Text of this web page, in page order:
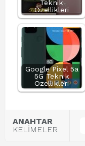
Teknik
Özellikleri
Google Pixel 5a
5G Teknik
Özellikleri
ANAHTAR
KELİMELER